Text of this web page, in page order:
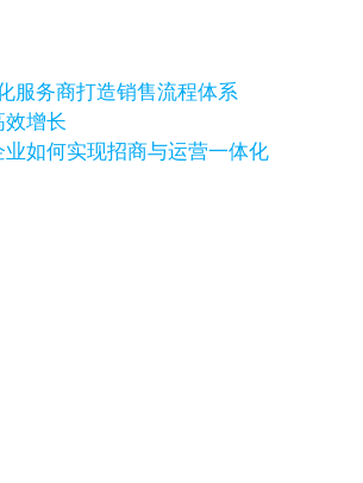
服务商打造销售流程体系
增长
如何实现招商与运营一体化